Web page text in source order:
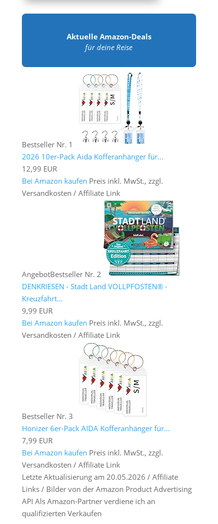
Aktuelle Amazon-Deals
für deine Reise
Bestseller Nr. 1
2026 10er-Pack Aida Kofferanhänger für...
12,99 EUR
Bei Amazon kaufen Preis inkl. MwSt., zzgl.
Versandkosten / Affiliate Link
AngebotBestseller Nr. 2
DENKRIESEN - Stadt Land VOLLPFOSTEN® -
Kreuzfahrt...
9,99 EUR
Bei Amazon kaufen Preis inkl. MwSt., zzgl.
Versandkosten / Affiliate Link
Bestseller Nr. 3
Honizer 6er-Pack AIDA Kofferanhänger für...
7,99 EUR
Bei Amazon kaufen Preis inkl. MwSt., zzgl.
Versandkosten / Affiliate Link
Letzte Aktualisierung am 20.05.2026 / Affiliate
Links / Bilder von der Amazon Product Advertising
API Als Amazon-Partner verdiene ich an
qualifizierten Verkäufen